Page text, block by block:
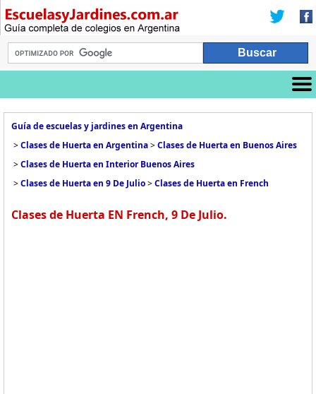
Guía de escuelas y jardines en Argentina
>Clases de Huerta en Argentina>Clases de Huerta en Buenos Aires
>Clases de Huerta en Interior Buenos Aires
>Clases de Huerta en 9 De Julio>Clases de Huerta en French
Clases de Huerta EN French, 9 De Julio.